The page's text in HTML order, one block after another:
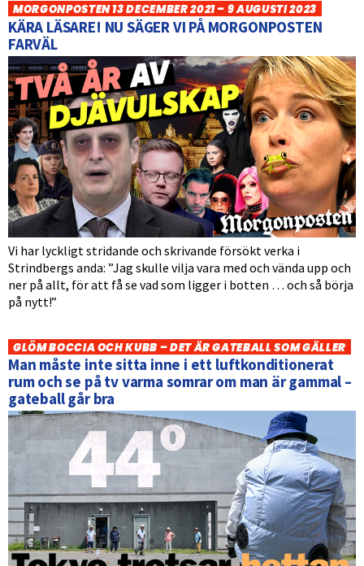
MORGONPOSTEN 13 DECEMBER 2021 – 9 AUGUSTI 2023
KÄRA LÄSARE! NU SÄGER VI PÅ MORGONPOSTEN
FARVÄL
Vi har lyckligt stridande och skrivande försökt verka i
Strindbergs anda: ”Jag skulle vilja vara med och vända upp och
ner på allt, för att få se vad som ligger i botten … och så börja
på nytt!”
GLÖM BOCCIA OCH KUBB – DET ÄR GATEBALL SOM GÄLLER
Man måste inte sitta inne i ett luftkonditionerat
rum och se på tv varma somrar om man är gammal –
gateball går bra